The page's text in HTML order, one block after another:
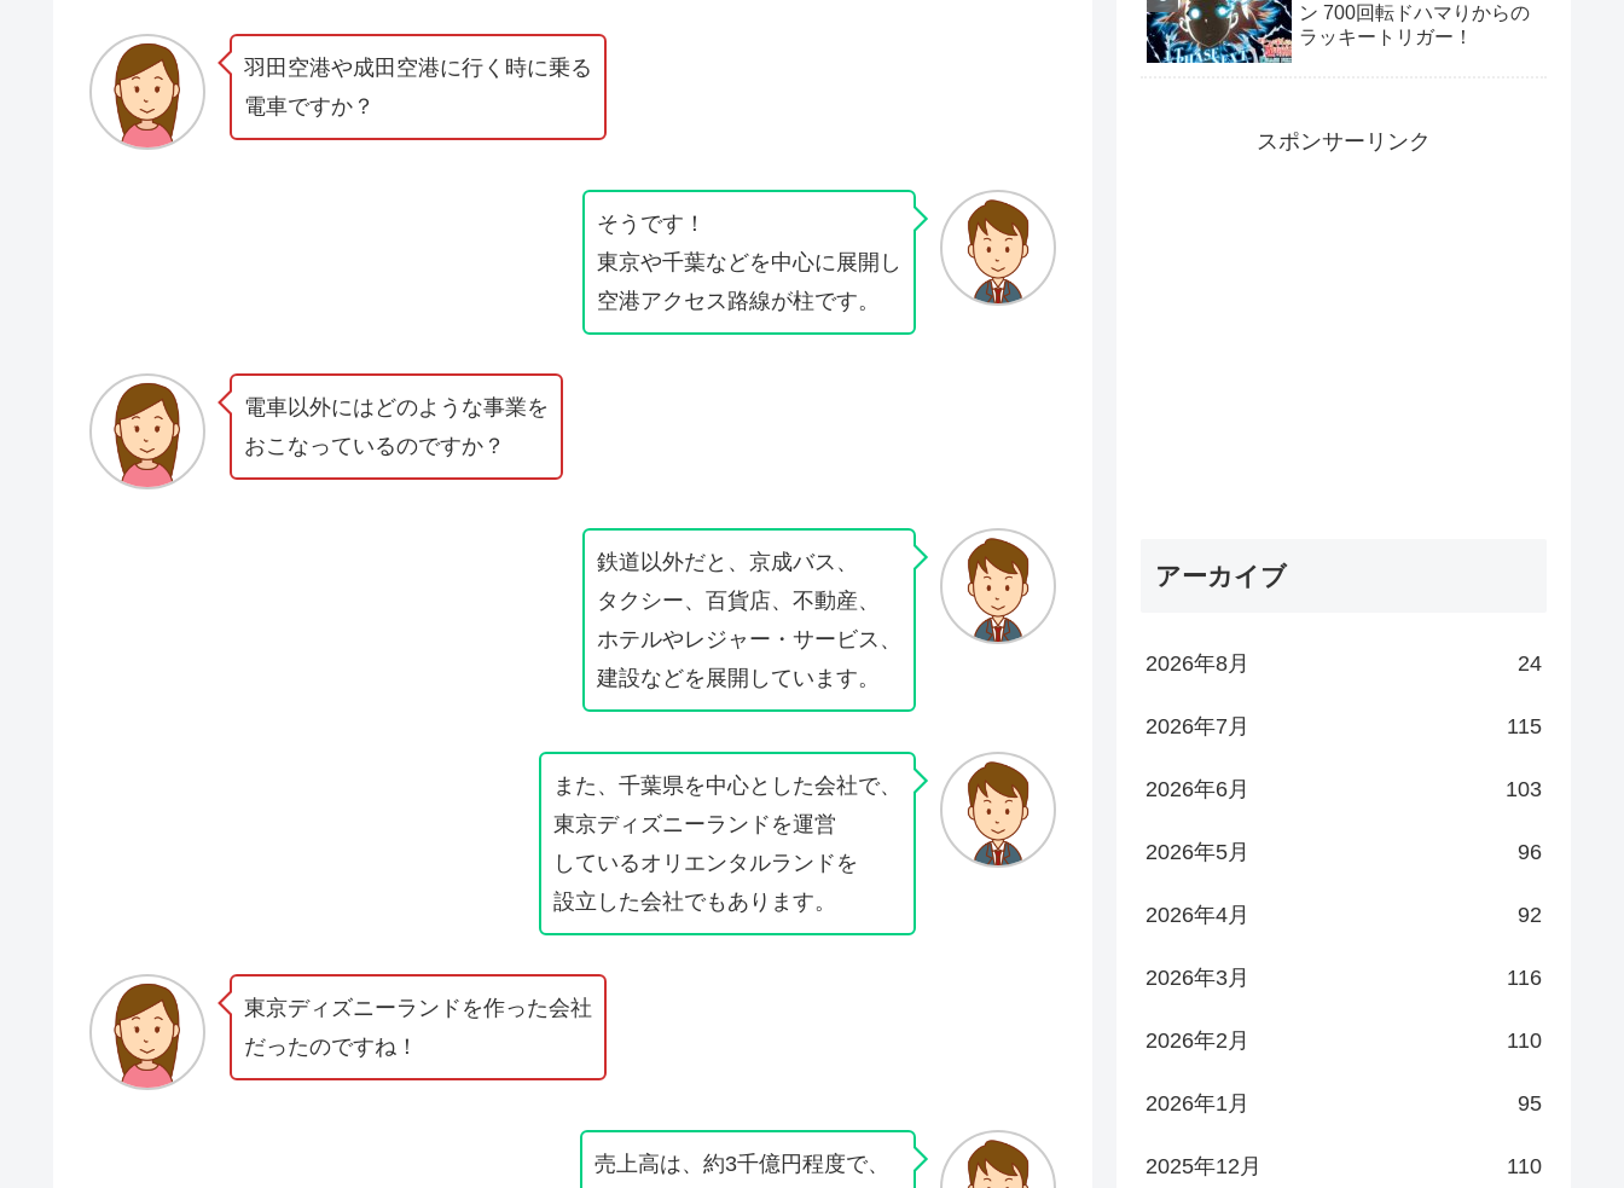
羽田空港や成田空港に行く時に乗る
電車ですか？
そうです！
東京や千葉などを中心に展開し
空港アクセス路線が柱です。
電車以外にはどのような事業を
おこなっているのですか？
鉄道以外だと、京成バス、
タクシー、百貨店、不動産、
ホテルやレジャー・サービス、
建設などを展開しています。
また、千葉県を中心とした会社で、
東京ディズニーランドを運営
しているオリエンタルランドを
設立した会社でもあります。
東京ディズニーランドを作った会社
だったのですね！
売上高は、約3千億円程度で、
ン 700回転ドハマりからの
ラッキートリガー！
スポンサーリンク
アーカイブ
2026年8月 24
2026年7月 115
2026年6月 103
2026年5月 96
2026年4月 92
2026年3月 116
2026年2月 110
2026年1月 95
2025年12月 110